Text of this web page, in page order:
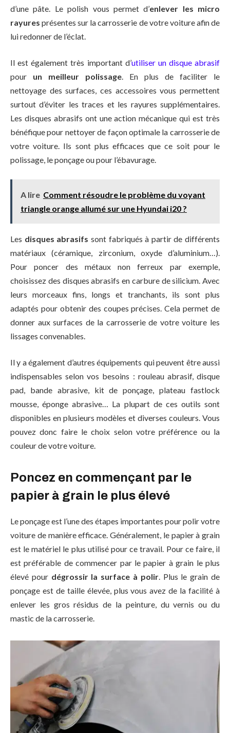
d’une pâte. Le polish vous permet d’enlever les micro
rayures présentes sur la carrosserie de votre voiture afin de
lui redonner de l’éclat.
Il est également très important d’utiliser un disque abrasif
pour un meilleur polissage. En plus de faciliter le
nettoyage des surfaces, ces accessoires vous permettent
surtout d’éviter les traces et les rayures supplémentaires.
Les disques abrasifs ont une action mécanique qui est très
bénéfique pour nettoyer de façon optimale la carrosserie de
votre voiture. Ils sont plus efficaces que ce soit pour le
polissage, le ponçage ou pour l’ébavurage.
A lire Comment résoudre le problème du voyant
triangle orange allumé sur une Hyundai i20 ?
Les disques abrasifs sont fabriqués à partir de différents
matériaux (céramique, zirconium, oxyde d’aluminium…).
Pour poncer des métaux non ferreux par exemple,
choisissez des disques abrasifs en carbure de silicium. Avec
leurs morceaux fins, longs et tranchants, ils sont plus
adaptés pour obtenir des coupes précises. Cela permet de
donner aux surfaces de la carrosserie de votre voiture les
lissages convenables.
Il y a également d’autres équipements qui peuvent être aussi
indispensables selon vos besoins : rouleau abrasif, disque
pad, bande abrasive, kit de ponçage, plateau fastlock
mousse, éponge abrasive… La plupart de ces outils sont
disponibles en plusieurs modèles et diverses couleurs. Vous
pouvez donc faire le choix selon votre préférence ou la
couleur de votre voiture.
Poncez en commençant par le
papier à grain le plus élevé
Le ponçage est l’une des étapes importantes pour polir votre
voiture de manière efficace. Généralement, le papier à grain
est le matériel le plus utilisé pour ce travail. Pour ce faire, il
est préférable de commencer par le papier à grain le plus
élevé pour dégrossir la surface à polir. Plus le grain de
ponçage est de taille élevée, plus vous avez de la facilité à
enlever les gros résidus de la peinture, du vernis ou du
mastic de la carrosserie.